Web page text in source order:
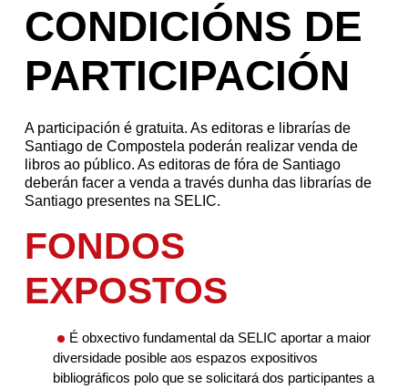
CONDICIÓNS DE
PARTICIPACIÓN
A participación é gratuita. As editoras e librarías de
Santiago de Compostela poderán realizar venda de
libros ao público. As editoras de fóra de Santiago
deberán facer a venda a través dunha das librarías de
Santiago presentes na SELIC.
FONDOS
EXPOSTOS
É obxectivo fundamental da SELIC aportar a maior
diversidade posible aos espazos expositivos
bibliográficos polo que se solicitará dos participantes a